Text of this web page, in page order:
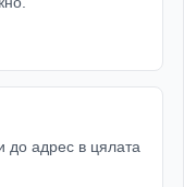
адрес в цялата